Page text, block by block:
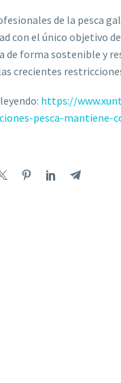
de la pesca
con el único objetivo
de forma sostenible y
crecientes
https://
pesca-mantiene-